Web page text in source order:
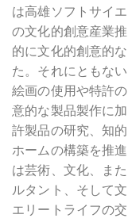
は高雄ソフトサイ
の文化的創意産業
的に文化的創意的
た。それにともな
絵画の使用や特許
意的な製品製作に
許製品の研究、知
ホームの構築を推
は芸術、文化、ま
ルタント、そして
エリートライフの